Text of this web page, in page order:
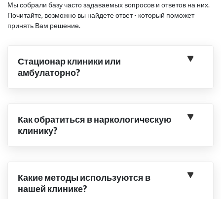
Мы собрали базу часто задаваемых вопросов и ответов на них.
Почитайте, возможно вы найдете ответ - который поможет
принять Вам решение.
Стационар клиники или
амбулаторно?
Как обратиться в наркологическую
клинику?
Какие методы используются в
нашей клинике?